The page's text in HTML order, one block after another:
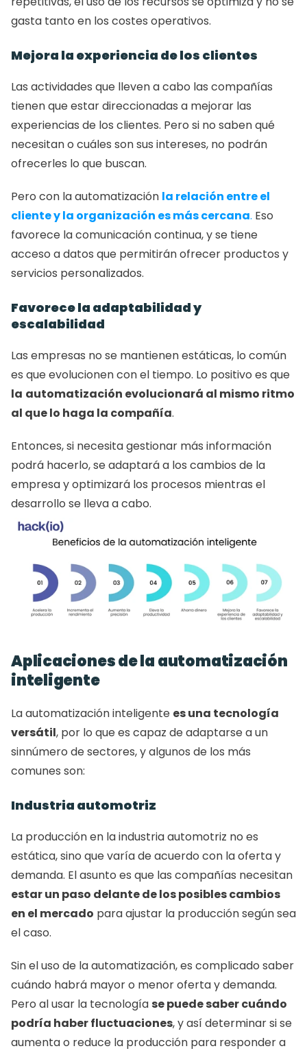
gasta tanto en los costes operativos.
Mejora la experiencia de los clientes
Las actividades que lleven a cabo las compañías
tienen que estar direccionadas a mejorar las
experiencias de los clientes. Pero si no saben qué
necesitan o cuáles son sus intereses, no podrán
ofrecerles lo que buscan.
Pero con la automatización la relación entre el
cliente y la organización es más cercana. Eso
favorece la comunicación continua, y se tiene
acceso a datos que permitirán ofrecer productos y
servicios personalizados.
Favorece la adaptabilidad y
escalabilidad
Las empresas no se mantienen estáticas, lo común
la automatización evolucionará al mismo ritmo
al que lo haga la compañía.
Entonces, si necesita gestionar más información
podrá hacerlo, se adaptará a los cambios de la
empresa y optimizará los procesos mientras el
desarrollo se lleva a cabo.
Aplicaciones de la automatización
inteligente
La automatización inteligente es una tecnología
versátil, por lo que es capaz de adaptarse a un
sinnúmero de sectores, y algunos de los más
comunes son:
Industria automotriz
La producción en la industria automotriz no es
estática, sino que varía de acuerdo con la oferta y
estar un paso delante de los posibles cambios
en el mercado para ajustar la producción según sea
el caso.
Sin el uso de la automatización, es complicado saber
cuándo habrá mayor o menor oferta y demanda.
Pero al usar la tecnología se puede saber cuándo
podría haber fluctuaciones, y así determinar si se
aumenta o reduce la producción para responder a